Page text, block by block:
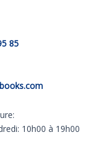
85
10h00 à 19h00